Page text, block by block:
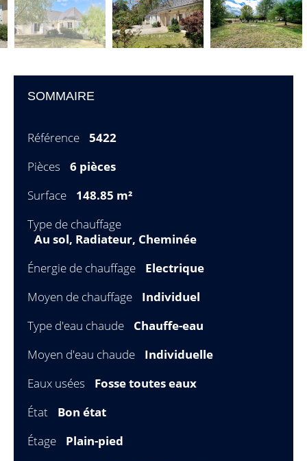
SOMMAIRE
Référence
5422
Pièces
6 pièces
Surface
148.85 m²
Type de chauffage
Au sol, Radiateur, Cheminée
Énergie de chauffage
Electrique
Moyen de chauffage
Individuel
Type d'eau chaude
Chauffe-eau
Moyen d'eau chaude
Individuelle
Eaux usées
Fosse toutes eaux
État
Bon état
Étage
Plain-pied